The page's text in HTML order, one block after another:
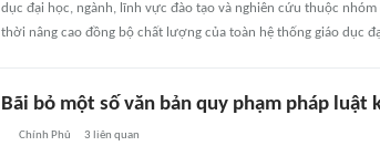
dục đại học, ngành, lĩnh vực đào tạo và nghiên cứu thuộc
thời nâng cao đồng bộ chất lượng của toàn hệ thống giáo dục
Bãi bỏ một số văn bản quy phạm pháp luật
Chính Phủ 3 liên quan